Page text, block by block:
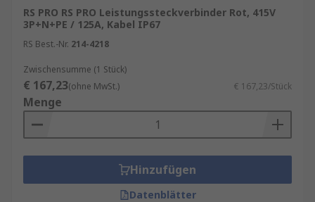
RS PRO RS PRO Leistungssteckverbinder Rot, 415V
3P+N+PE / 125A, Kabel IP67
RS Best.-Nr. 214-4218
Zwischensumme (1 Stück)
€ 167,23(ohne MwSt.) € 167,23/Stück
Menge
Hinzufügen
Datenblätter